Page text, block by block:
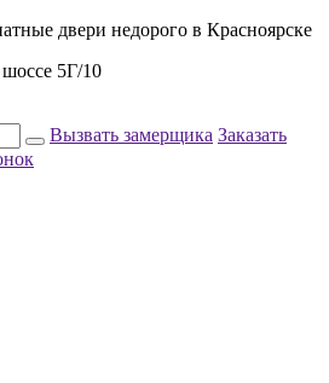
двери недорого в Красноярске
5Г/10
Вызвать замерщика Заказать